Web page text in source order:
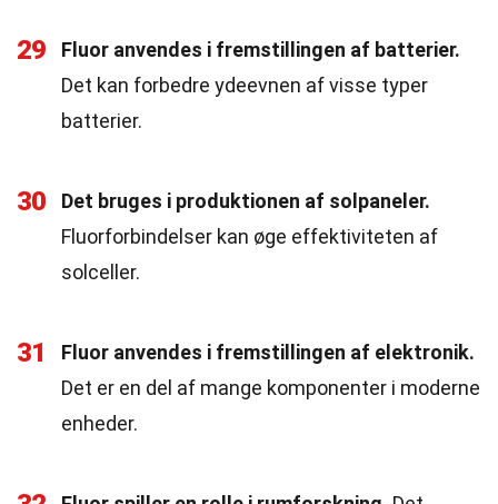
29
Fluor anvendes i fremstillingen af batterier.
Det kan forbedre ydeevnen af visse typer
batterier.
30
Det bruges i produktionen af solpaneler.
Fluorforbindelser kan øge effektiviteten af
solceller.
31
Fluor anvendes i fremstillingen af elektronik.
Det er en del af mange komponenter i moderne
enheder.